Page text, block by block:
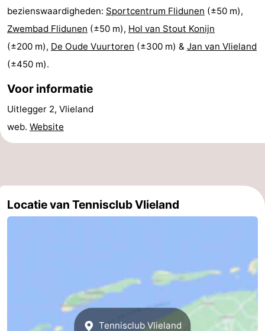
Deen
Eten
drinken
Vuurtoren
Evenementen
Route
-
Medische
bezienswaardigheden: Sportcentrum Flidunen (±50 m),
Zwembad Flidunen (±50 m), Hol van Stout Konijn
(±200 m), De Oude Vuurtoren (±300 m) & Jan van Vlieland
(±450 m).
Voor informatie
Uitlegger 2, Vlieland
web. Website
Locatie van Tennisclub Vlieland
Tennisclub Vlieland